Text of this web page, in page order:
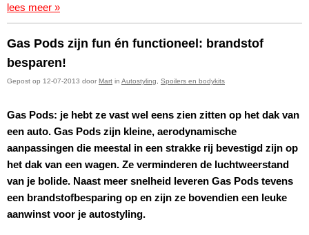
lees meer »
Gas Pods zijn fun én functioneel: brandstof
besparen!
Gepost op 12-07-2013 door Mart in Autostyling Spoilers en bodykits
Gas Pods: je hebt ze vast wel eens zien zitten op het dak van
een auto. Gas Pods zijn kleine, aerodynamische
aanpassingen die meestal in een strakke rij bevestigd zijn op
het dak van een wagen. Ze verminderen de luchtweerstand
van je bolide. Naast meer snelheid leveren Gas Pods tevens
een brandstofbesparing op en zijn ze bovendien een leuke
aanwinst voor je autostyling.